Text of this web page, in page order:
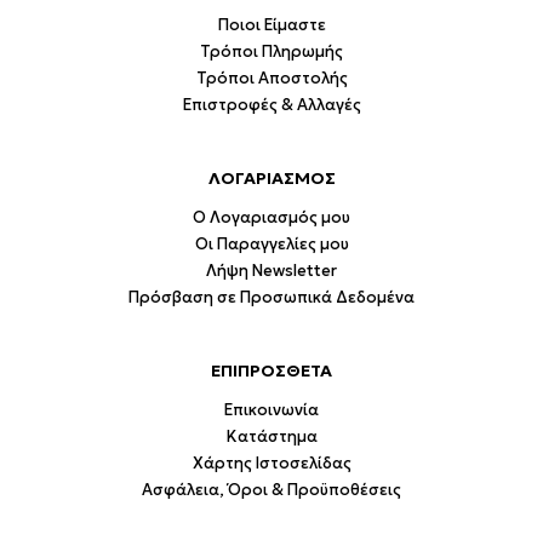
Ποιοι Είμαστε
Τρόποι Πληρωμής
Τρόποι Αποστολής
Επιστροφές & Αλλαγές
ΛΟΓΑΡΙΑΣΜΟΣ
Ο Λογαριασμός μου
Οι Παραγγελίες μου
Λήψη Newsletter
Πρόσβαση σε Προσωπικά Δεδομένα
ΕΠΙΠΡΟΣΘΕΤΑ
Επικοινωνία
Κατάστημα
Χάρτης Ιστοσελίδας
Ασφάλεια, Όροι & Προϋποθέσεις